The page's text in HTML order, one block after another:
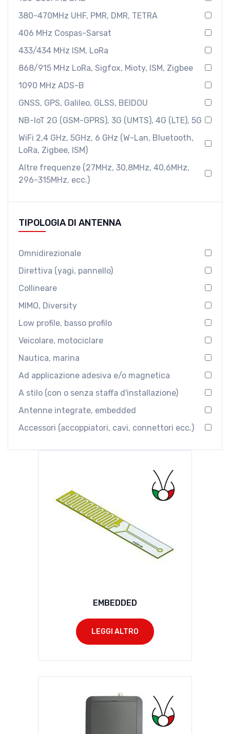
380-470MHz UHF, PMR, DMR, TETRA
406 MHz Cospas-Sarsat
433/434 MHz ISM, LoRa
868/915 MHz LoRa, Sigfox, Mioty, ISM, Zigbee
1090 MHz ADS-B
GNSS, GPS, Galileo, GLSS, BEIDOU
NB-IoT 2G (GSM-GPRS), 3G (UMTS), 4G (LTE), 5G
WiFi 2,4 GHz, 5GHz, 6 GHz (W-Lan, Bluetooth,
LoRa, Zigbee, ISM)
Altre frequenze (27MHz, 30,8MHz, 40,6MHz,
296-315MHz, ecc.)
TIPOLOGIA DI ANTENNA
Omnidirezionale
Direttiva (yagi, pannello)
Collineare
MIMO, Diversity
Low profile, basso profilo
Veicolare, motociclare
Nautica, marina
Ad applicazione adesiva e/o magnetica
A stilo (con o senza staffa d'installazione)
Antenne integrate, embedded
Accessori (accoppiatori, cavi, connettori ecc.)
EMBEDDED
LEGGI ALTRO